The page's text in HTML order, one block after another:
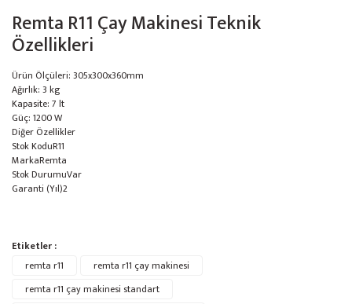
Remta R11 Çay Makinesi Teknik
Özellikleri
Ürün Ölçüleri: 305x300x360mm
Ağırlık: 3 kg
Kapasite: 7 lt
Güç: 1200 W
Diğer Özellikler
Stok KoduR11
MarkaRemta
Stok DurumuVar
Garanti (Yıl)2
Bu ürüne ilk yorumu siz yapın!
Ürün hakkında henüz soru sorulmamış.
Bu ürünün fiyat bilgisi, resim, ürün açıklamalarında ve diğer konularda
yetersiz gördüğünüz noktaları öneri formunu kullanarak tarafımıza
iletebilirsiniz.
Görüş ve önerileriniz için teşekkür ederiz.
Etiketler :
remta r11
remta r11 çay makinesi
remta r11 çay makinesi standart